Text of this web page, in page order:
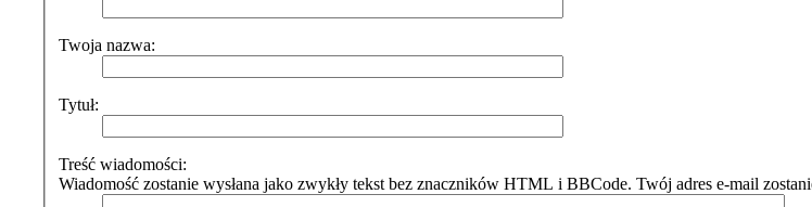
Twoja nazwa:
Tytuł:
Treść wiadomości:
Wiadomość zostanie wysłana jako zwykły tekst bez znaczników HTML i BBCode. Twój adres e-mail